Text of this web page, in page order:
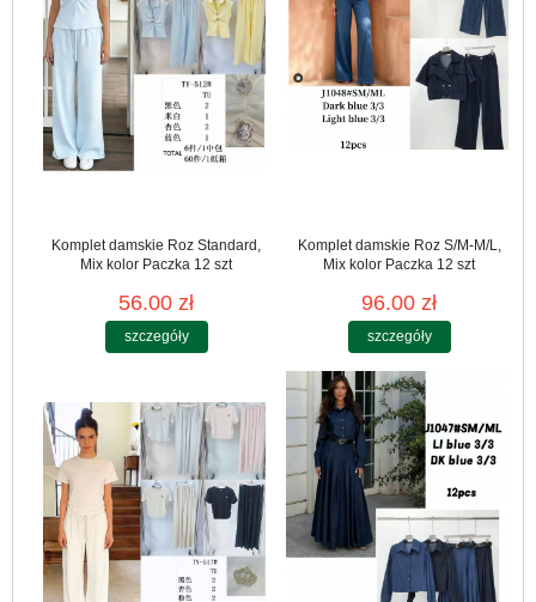
Komplet damskie Roz Standard,
Mix kolor Paczka 12 szt
56.00 zł
szczegóły
Komplet damskie Roz S/M-M/L,
Mix kolor Paczka 12 szt
96.00 zł
szczegóły